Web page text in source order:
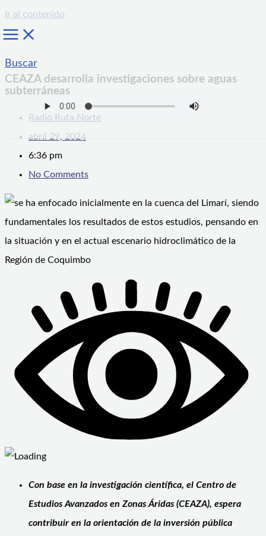
Ir al contenido
Buscar
CEAZA desarrolla investigaciones sobre aguas
subterráneas
Radio Ruta Norte
abril 29, 2024
6:36 pm
No Comments
Con base en la investigación científica, el Centro de
Estudios Avanzados en Zonas Áridas (CEAZA), espera
contribuir en la orientación de la inversión pública